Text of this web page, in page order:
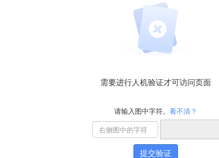
需要进行人机验证才可访问页面
请输入图中字符。 看不清？
提交验证